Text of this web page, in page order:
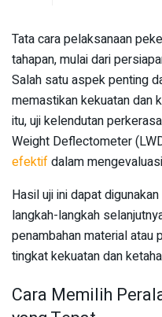
Tata cara pelaksanaan
tahapan, mulai dari
Salah satu aspek penting
memastikan kekuatan dan
itu, uji kelendutan
Weight Deflectometer
efektifdalam
Hasil uji ini dapat
langkah-langkah
penambahan material atau
tingkat kekuatan dan
Cara Memilih